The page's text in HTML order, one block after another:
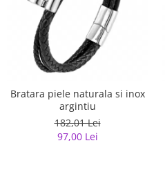
Bratara piele naturala si inox
argintiu
182,01 Lei
97,00 Lei